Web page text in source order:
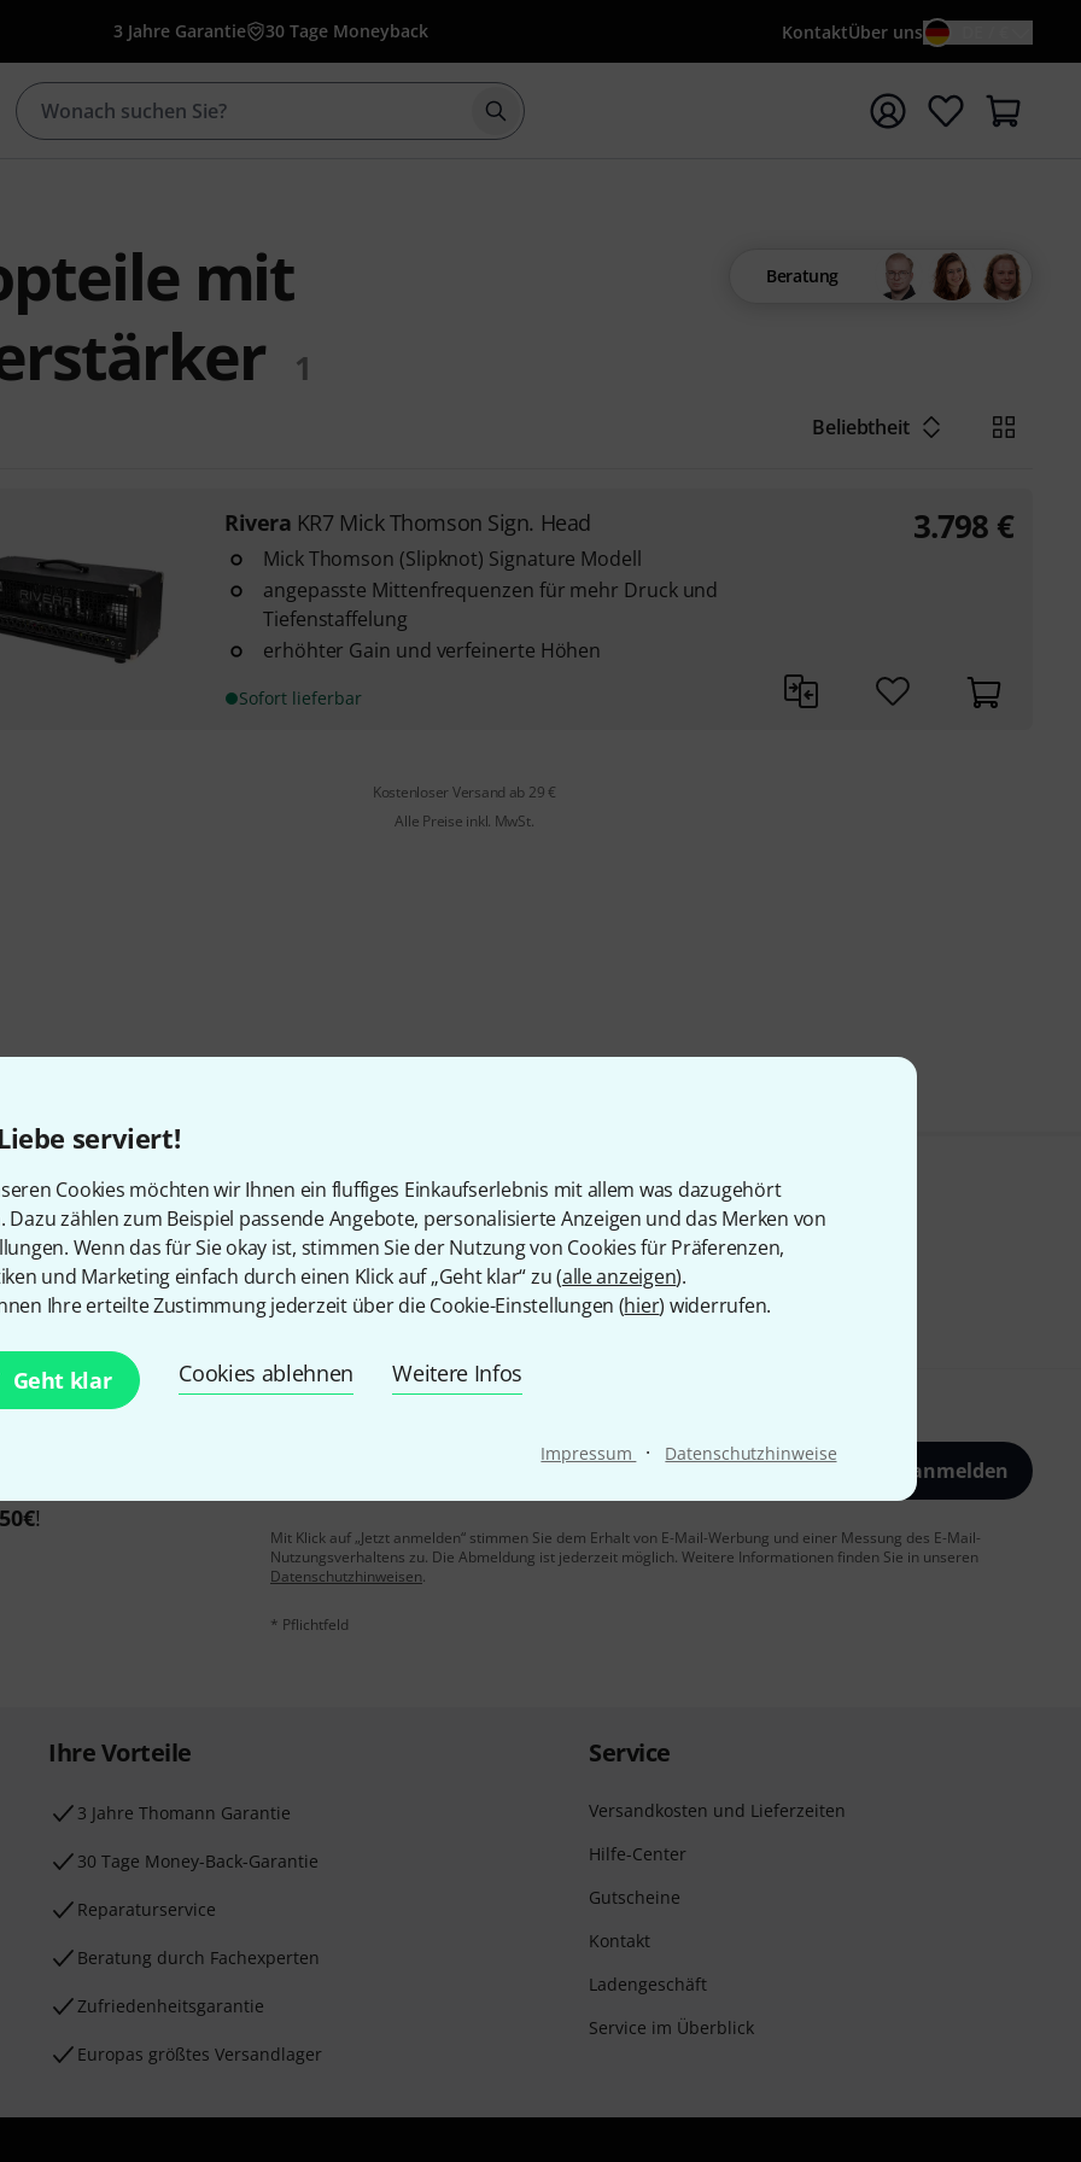
serviert!
Cookies möchten wir Ihnen ein fluffiges Einkaufserlebnis mit allem was dazugehört
Dazu zählen zum Beispiel passende Angebote, personalisierte Anzeigen und das Merken von
Wenn das für Sie okay ist, stimmen Sie der Nutzung von Cookies für Präferenzen,
und Marketing einfach durch einen Klick auf „Geht klar“ zu (alle anzeigen).
Ihre erteilte Zustimmung jederzeit über die Cookie-Einstellungen (hier) widerrufen.
Geht klar Cookies ablehnen Weitere Infos
Impressum · Datenschutzhinweise
3 Jahre Garantie 30 Tage Moneyback KontaktÜber uns
Suche mit Suchwort {searchTerm} starten
mit
1
Beratung
Beliebtheit
Rivera KR7 Mick Thomson Sign. Head
Mick Thomson (Slipknot) Signature Modell
angepasste Mittenfrequenzen für mehr Druck und
Tiefenstaffelung
erhöhter Gain und verfeinerte Höhen
Sofort lieferbar
3.798 €
Kostenloser Versand ab 29 €
Alle Preise inkl. MwSt.
Gefällt Ihnen, was Sie sehen?
Teilen Hilfe & Feedback
mit etwas Glück
50€!
Jetzt anmelden
Mit Klick auf „Jetzt anmelden“ stimmen Sie dem Erhalt von E-Mail-Werbung und einer Messung des E-Mail-
Nutzungsverhaltens zu. Die Abmeldung ist jederzeit möglich. Weitere Informationen finden Sie in unseren
Datenschutzhinweisen.
* Pflichtfeld
Ihre Vorteile
3 Jahre Thomann Garantie
30 Tage Money-Back-Garantie
Reparaturservice
Beratung durch Fachexperten
Zufriedenheitsgarantie
Europas größtes Versandlager
Service
Versandkosten und Lieferzeiten
Hilfe-Center
Gutscheine
Kontakt
Ladengeschäft
Service im Überblick